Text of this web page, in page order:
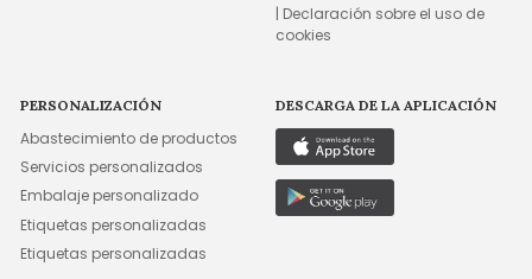
| Declaración sobre el uso de
cookies
PERSONALIZACIÓN
Abastecimiento de productos
Servicios personalizados
Embalaje personalizado
Etiquetas personalizadas
Etiquetas personalizadas
DESCARGA DE LA APLICACIÓN